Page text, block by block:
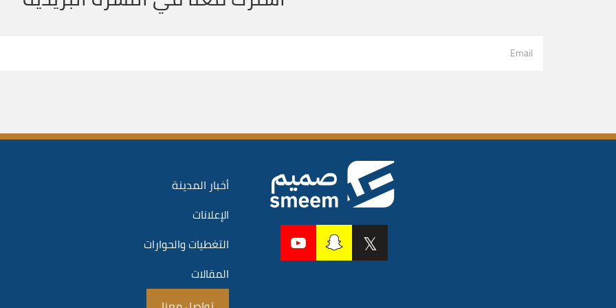
أخبار المدينة
الإعلانات
التغطيات والحوارات
المقالات